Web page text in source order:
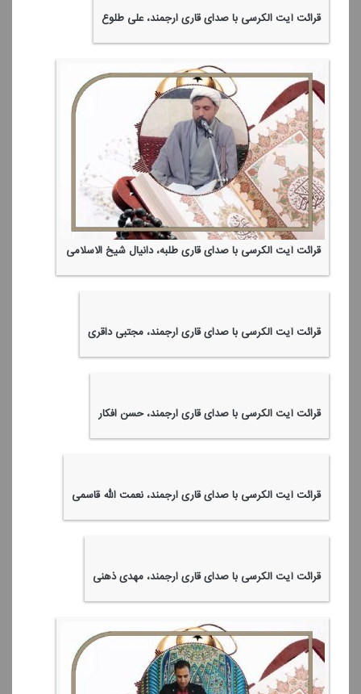
قرائت آیت الكرسی با صدای قاری ارجمند، علی طلوع
قرائت آیت الكرسی با صدای قاری طلبه، دانیال شیخ الاسلامی
قرائت آیت الكرسی با صدای قاری ارجمند، مجتبی داقری
قرائت آیت الكرسی با صدای قاری ارجمند، حسن افكار
قرائت آیت الكرسی با صدای قاری ارجمند، نعمت الله قاسمی
قرائت آیت الكرسی با صدای قاری ارجمند، مهدی ذهنی